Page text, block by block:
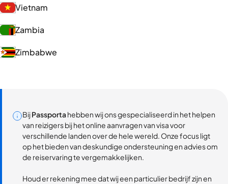
Vietnam
Zambia
Zimbabwe
BijPassportahebben wij ons gespecialiseerd in het helpen
van reizigers bij het online aanvragen van visa voor
verschillende landen over de hele wereld. Onze focus ligt
op het bieden van deskundige ondersteuning en advies om
de reiservaring te vergemakkelijken.
Houd er rekening mee dat wij een particulier bedrijf zijn en